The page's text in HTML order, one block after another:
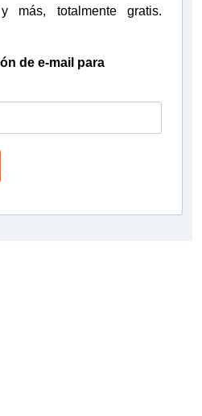
más, totalmente gratis.
de e-mail para